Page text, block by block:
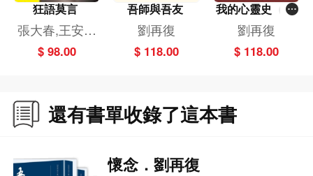
狂語莫言
張大春,王安憶
王德威,劉再復
$ 98.00
吾師與吾友
劉再復
$ 118.00
我的心靈史（劉
再復自傳之二）
劉再復
$ 118.00
還有書單收錄了這本書
懷念．劉再復